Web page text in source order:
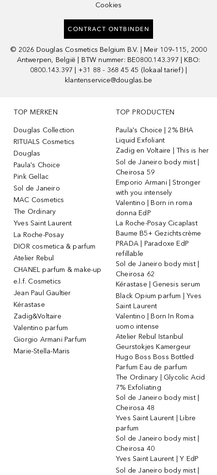
Cookies
CONTRACT ONTBINDEN
© 2026 Douglas Cosmetics Belgium B.V. | Meir 109–115, 2000
Antwerpen, België | BTW nummer: BE0800.143.397 | KBO:
0800.143.397 | +31 88 - 368 45 45 (lokaal tarief) |
klantenservice@douglas.be
TOP MERKEN
Douglas Collection
RITUALS Cosmetics
Douglas
Paula's Choice
Pink Gellac
Sol de Janeiro
MAC Cosmetics
The Ordinary
Yves Saint Laurent
La Roche-Posay
DIOR cosmetica & parfum
Atelier Rebul
CHANEL parfum & make-up
e.l.f. Cosmetics
Jean Paul Gaultier
Kérastase
Zadig&Voltaire
Valentino parfum
Giorgio Armani Parfum
Marie-Stella-Maris
TOP PRODUCTEN
Paula's Choice | 2% BHA
Liquid Exfoliant
Zadig en Voltaire | This is her
Sol de Janeiro body mist |
Cheirosa 59
Emporio Armani | Stronger
with you intensely
Valentino | Born in roma
donna EdP
La Roche-Posay Cicaplast
Baume B5+ Gezichtscrème
PRADA | Paradoxe EdP
refillable
Sol de Janeiro body mist |
Cheirosa 62
Kérastase | Genesis serum
Black Opium parfum | Yves
Saint Laurent
Valentino | Born In Roma
uomo intense
Atelier Rebul Istanbul
Geurstokjes Kamergeur
Hugo Boss Boss Bottled
Parfum Eau de parfum
The Ordinary | Glycolic Acid
7% Exfoliating
Sol de Janeiro body mist |
Cheirosa 48
Yves Saint Laurent | Libre
parfum
Sol de Janeiro body mist |
Cheirosa 40
Yves Saint Laurent | Y EdP
Sol de Janeiro body mist |